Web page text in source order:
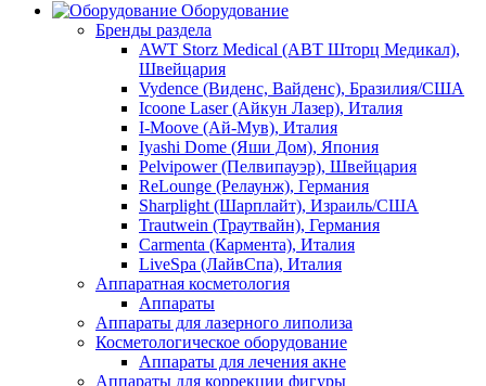
Оборудование
Бренды раздела
AWT Storz Medical (АВТ Шторц Медикал),
Швейцария
Vydence (Виденс, Вайденс), Бразилия/США
Icoone Laser (Айкун Лазер), Италия
I-Moove (Ай-Мув), Италия
Iyashi Dome (Яши Дом), Япония
Pelvipower (Пелвипауэр), Швейцария
ReLounge (Релаунж), Германия
Sharplight (Шарплайт), Израиль/США
Trautwein (Траутвайн), Германия
Carmenta (Кармента), Италия
LiveSpa (ЛайвСпа), Италия
Аппаратная косметология
Аппараты
Аппараты для лазерного липолиза
Косметологическое оборудование
Аппараты для лечения акне
Аппараты для коррекции фигуры